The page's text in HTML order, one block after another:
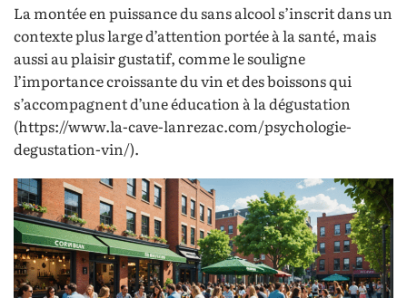
La montée en puissance du sans alcool s’inscrit dans un
contexte plus large d’attention portée à la santé, mais
aussi au plaisir gustatif, comme le souligne
l’importance croissante du vin et des boissons qui
s’accompagnent d’une éducation à la dégustation
(https://www.la-cave-lanrezac.com/psychologie-
degustation-vin/).